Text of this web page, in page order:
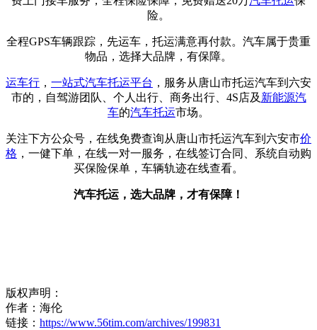
险。
全程GPS车辆跟踪，先运车，托运满意再付款。汽车属于贵重
物品，选择大品牌，有保障。
运车行 ， 一站式汽车托运平台 ，服务从唐山市托运汽车到六安
市的，自驾游团队、个人出行、商务出行、4S店及 新能源汽
车的汽车托运市场。
关注下方公众号，在线免费查询从唐山市托运汽车到六安市价
格 ，一健下单，在线一对一服务，在线签订合同、系统自动购
买保险保单，车辆轨迹在线查看。
汽车托运，选大品牌，才有保障！
版权声明：
作者：海伦
链接： https://www.56tim.com/archives/199831